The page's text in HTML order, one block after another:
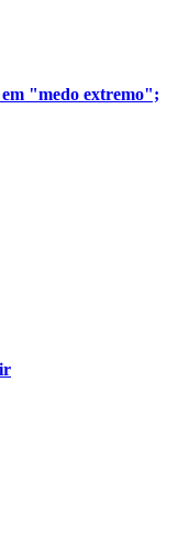
"medo extremo";